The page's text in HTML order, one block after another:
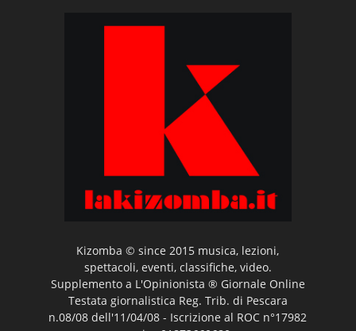
Kizomba © since 2015 musica, lezioni,
spettacoli, eventi, classifiche, video.
Supplemento a L'Opinionista ® Giornale Online
Testata giornalistica Reg. Trib. di Pescara
n.08/08 dell'11/04/08 - Iscrizione al ROC n°17982